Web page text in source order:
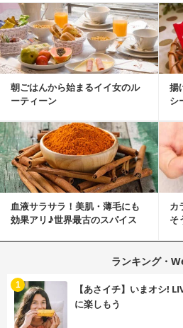
朝ごはんから始まるイイ女のル
ーティーン
揚
シ
血液サラサラ！美肌・薄毛にも
効果アリ♪世界最古のスパイス
カ
そ
ランキング・
【あさイチ】いまオシ!
に楽しもう
1